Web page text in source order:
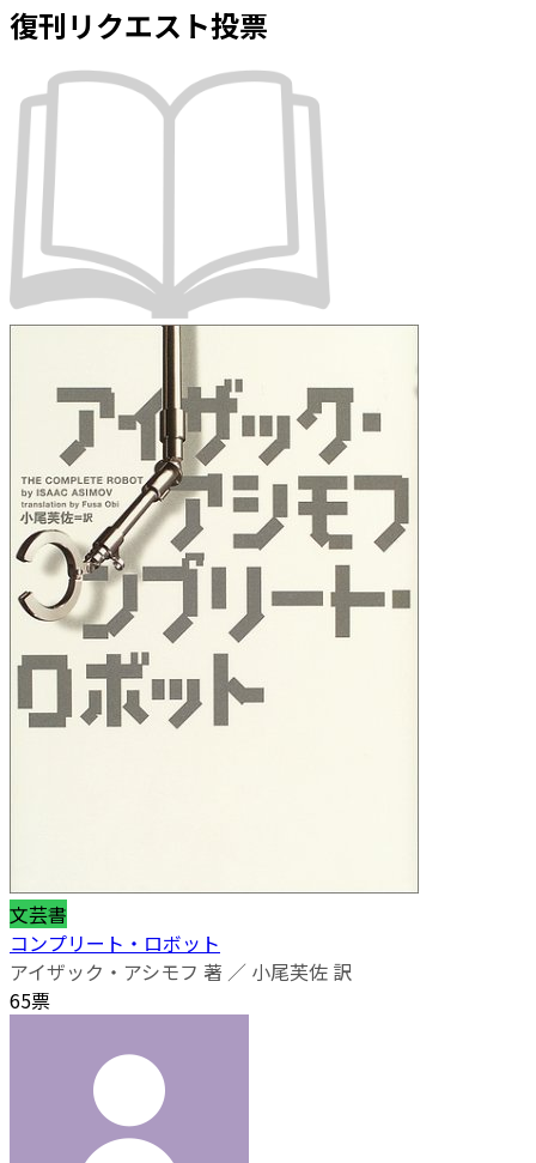
復刊リクエスト投票
文芸書
コンプリート・ロボット
アイザック・アシモフ 著 ／ 小尾芙佐 訳
65票